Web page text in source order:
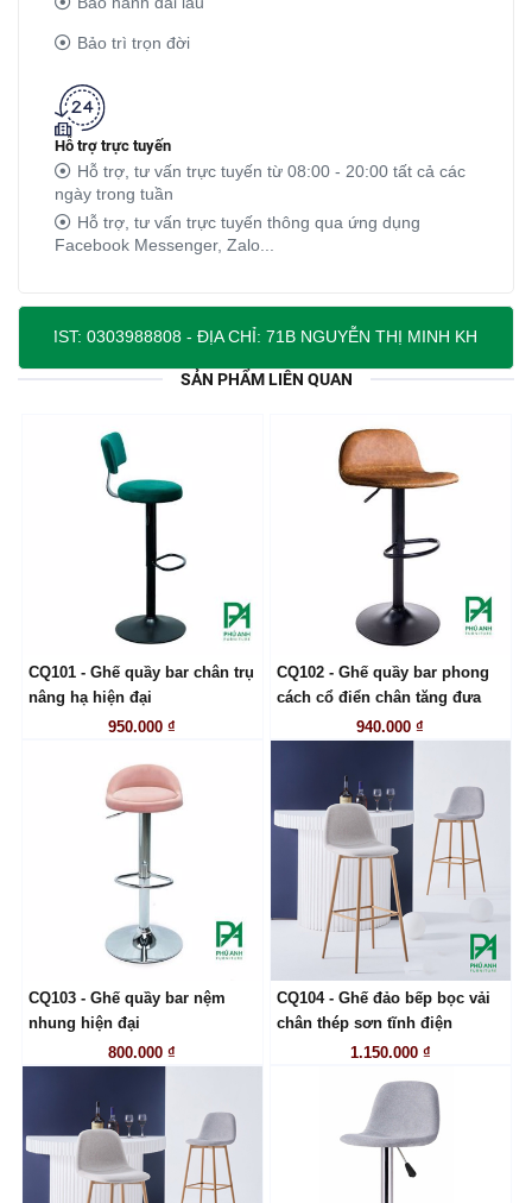
Bảo trì trọn đời
Hỗ trợ trực tuyến
Hỗ trợ, tư vấn trực tuyến từ 08:00 - 20:00 tất cả các
ngày trong tuần
Hỗ trợ, tư vấn trực tuyến thông qua ứng dụng
Facebook Messenger, Zalo...
ĐỊA CHỈ: 71B NGUYỄN THỊ MINH KHAI, PHƯỜNG BẾN THÀNH,
SẢN PHẨM LIÊN QUAN
LIÊN HỆ
CQ101 - Ghế quầy bar chân trụ
nâng hạ hiện đại
950.000 ₫
LIÊN HỆ
CQ102 - Ghế quầy bar phong
cách cổ điển chân tăng đưa
940.000 ₫
LIÊN HỆ
CQ103 - Ghế quầy bar nệm
nhung hiện đại
800.000 ₫
LIÊN HỆ
CQ104 - Ghế đảo bếp bọc vải
chân thép sơn tĩnh điện
1.150.000 ₫